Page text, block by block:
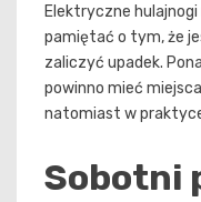
Elektryczne
pamiętać o tym, że
zaliczyć upadek.
powinno mieć
natomiast w
Sobotni